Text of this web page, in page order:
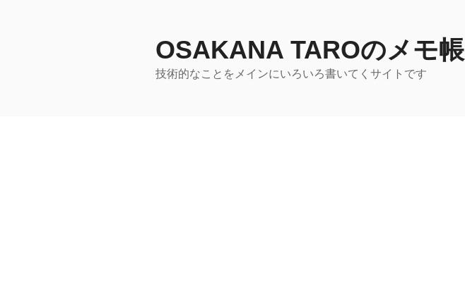
OSAKANA TAROのメモ帳
技術的なことをメインにいろいろ書いてくサイトです